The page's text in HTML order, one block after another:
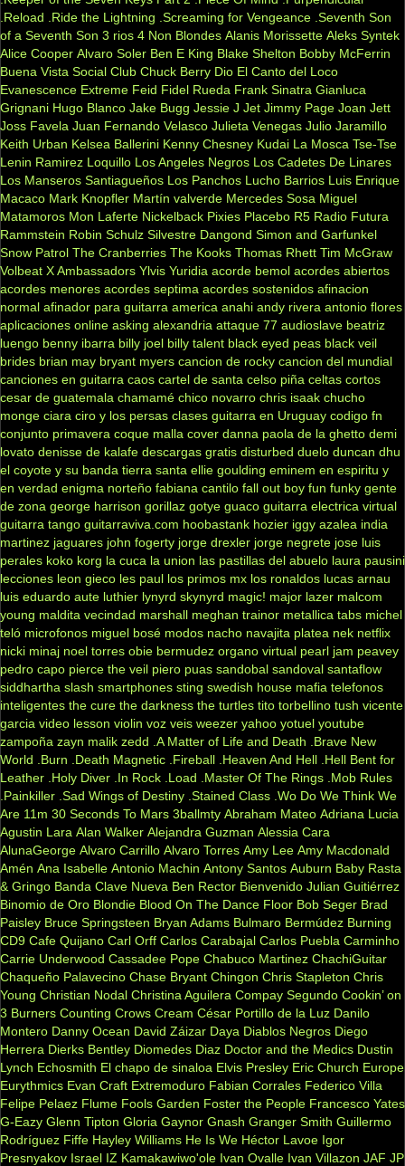
.Reload
.Ride the Lightning .Screaming for Vengeance .Seventh Son
of a Seventh Son 3 rios 4 Non Blondes Alanis Morissette Aleks Syntek
Alice Cooper Alvaro Soler Ben E King Blake Shelton Bobby McFerrin
Buena Vista Social Club Chuck Berry Dio El Canto del Loco
Evanescence Extreme Feid Fidel Rueda Frank Sinatra Gianluca
Grignani Hugo Blanco Jake Bugg Jessie J Jet Jimmy Page Joan Jett
Joss Favela Juan Fernando Velasco Julieta Venegas Julio Jaramillo
Keith Urban Kelsea Ballerini Kenny Chesney Kudai La Mosca Tse-Tse
Lenin Ramirez Loquillo Los Angeles Negros Los Cadetes De Linares
Los Manseros Santiagueños Los Panchos Lucho Barrios Luis Enrique
Macaco Mark Knopfler Martín valverde Mercedes Sosa Miguel
Matamoros Mon Laferte Nickelback Pixies Placebo R5 Radio Futura
Rammstein Robin Schulz Silvestre Dangond Simon and Garfunkel
Snow Patrol The Cranberries The Kooks Thomas Rhett Tim McGraw
Volbeat X Ambassadors Ylvis Yuridia acorde bemol acordes abiertos
acordes menores acordes septima acordes sostenidos afinacion
normal afinador para guitarra america anahi andy rivera antonio flores
aplicaciones online asking alexandria attaque 77 audioslave beatriz
luengo benny ibarra billy joel billy talent black eyed peas black veil
brides brian may bryant myers cancion de rocky cancion del mundial
canciones en guitarra caos cartel de santa celso piña celtas cortos
cesar de guatemala chamamé chico novarro chris isaak chucho
monge ciara ciro y los persas clases guitarra en Uruguay codigo fn
conjunto primavera coque malla cover danna paola de la ghetto demi
lovato denisse de kalafe descargas gratis disturbed duelo duncan dhu
el coyote y su banda tierra santa ellie goulding eminem en espiritu y
en verdad enigma norteño fabiana cantilo fall out boy fun funky gente
de zona george harrison gorillaz gotye guaco guitarra electrica virtual
guitarra tango guitarraviva.com hoobastank hozier iggy azalea india
martinez jaguares john fogerty jorge drexler jorge negrete jose luis
perales koko korg la cuca la union las pastillas del abuelo laura pausini
lecciones leon gieco les paul los primos mx los ronaldos lucas arnau
luis eduardo aute luthier lynyrd skynyrd magic! major lazer malcom
young maldita vecindad marshall meghan trainor metallica tabs michel
teló microfonos miguel bosé modos nacho navajita platea nek netflix
nicki minaj noel torres obie bermudez organo virtual pearl jam peavey
pedro capo pierce the veil piero puas sandobal sandoval santaflow
siddhartha slash smartphones sting swedish house mafia telefonos
inteligentes the cure the darkness the turtles tito torbellino tush vicente
garcia video lesson violin voz veis weezer yahoo yotuel youtube
zampoña zayn malik zedd .A Matter of Life and Death
.Brave New
World
.Burn .Death Magnetic .Fireball .Heaven And Hell .Hell Bent for
Leather .Holy Diver .In Rock .Load .Master Of The Rings .Mob Rules
.Painkiller .Sad Wings of Destiny .Stained Class .Wo Do We Think We
Are 11m 30 Seconds To Mars 3ballmty Abraham Mateo Adriana Lucia
Agustin Lara Alan Walker Alejandra Guzman Alessia Cara
AlunaGeorge Alvaro Carrillo Alvaro Torres Amy Lee Amy Macdonald
Amén Ana Isabelle Antonio Machin Antony Santos Auburn Baby Rasta
& Gringo Banda Clave Nueva Ben Rector Bienvenido Julian Guitiérrez
Binomio de Oro Blondie Blood On The Dance Floor Bob Seger Brad
Paisley Bruce Springsteen Bryan Adams Bulmaro Bermúdez Burning
CD9 Cafe Quijano Carl Orff Carlos Carabajal Carlos Puebla Carminho
Carrie Underwood Cassadee Pope Chabuco Martinez ChachiGuitar
Chaqueño Palavecino Chase Bryant Chingon Chris Stapleton Chris
Young Christian Nodal Christina Aguilera Compay Segundo Cookin’ on
3 Burners Counting Crows Cream César Portillo de la Luz Danilo
Montero Danny Ocean David Záizar Daya Diablos Negros Diego
Herrera Dierks Bentley Diomedes Diaz Doctor and the Medics Dustin
Lynch Echosmith El chapo de sinaloa Elvis Presley Eric Church Europe
Eurythmics Evan Craft Extremoduro Fabian Corrales Federico Villa
Felipe Pelaez Flume Fools Garden Foster the People Francesco Yates
G-Eazy Glenn Tipton Gloria Gaynor Gnash Granger Smith Guillermo
Rodríguez Fiffe Hayley Williams He Is We Héctor Lavoe Igor
Presnyakov Israel IZ Kamakawiwo'ole Ivan Ovalle Ivan Villazon JAF JP